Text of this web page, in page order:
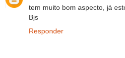
tem muito bom aspecto, já
Bjs
Responder